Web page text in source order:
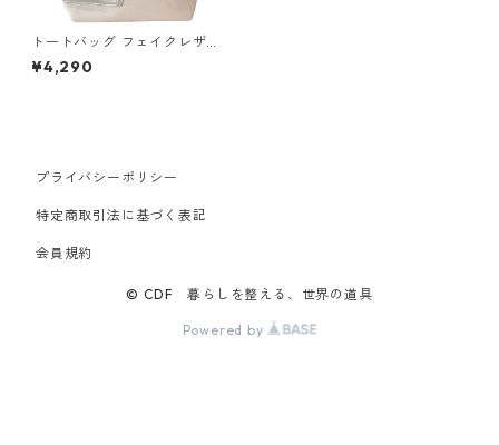
トートバッグ フェイクレザー
ROOTOTE DELI 1109 EU.デ
リ.クロレ-B アイボリー
¥4,290
プライバシーポリシー
特定商取引法に基づく表記
会員規約
© CDF 暮らしを整える、世界の道具
Powered by